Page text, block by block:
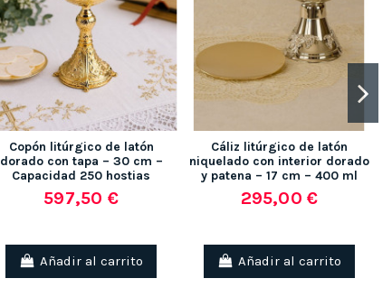
Copón litúrgico de latón
dorado con tapa – 30 cm –
Capacidad 250 hostias
597,50 €
Añadir al carrito
Cáliz litúrgico de latón
niquelado con interior dorado
y patena – 17 cm – 400 ml
295,00 €
Añadir al carrito